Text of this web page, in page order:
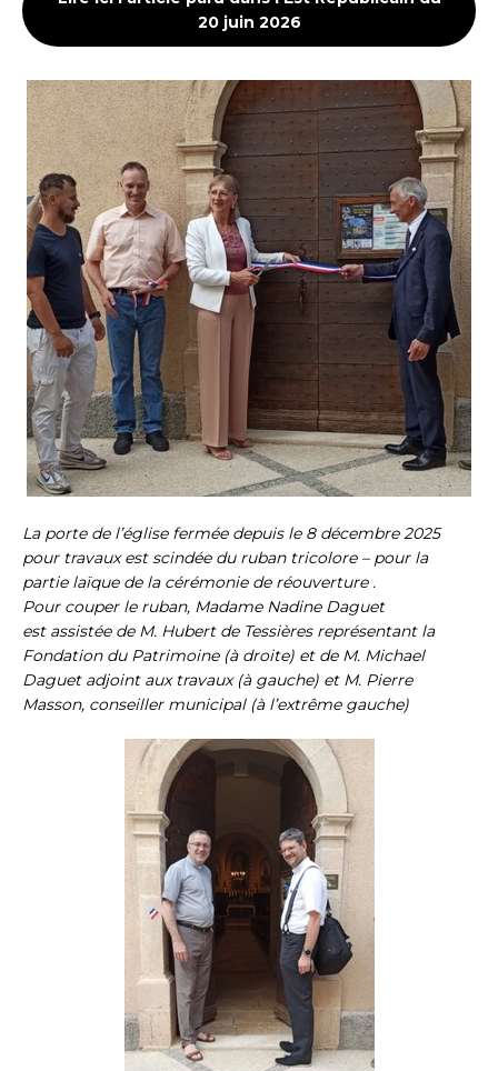
20 juin 2026
La porte de l’église fermée depuis le 8 décembre 2025
pour travaux est scindée du ruban tricolore – pour la
partie laïque de la cérémonie de réouverture .
Pour couper le ruban, Madame Nadine Daguet
est assistée de M. Hubert de Tessières représentant la
Fondation du Patrimoine (à droite) et de M. Michael
Daguet adjoint aux travaux (à gauche) et M. Pierre
Masson, conseiller municipal (à l’extrême gauche)